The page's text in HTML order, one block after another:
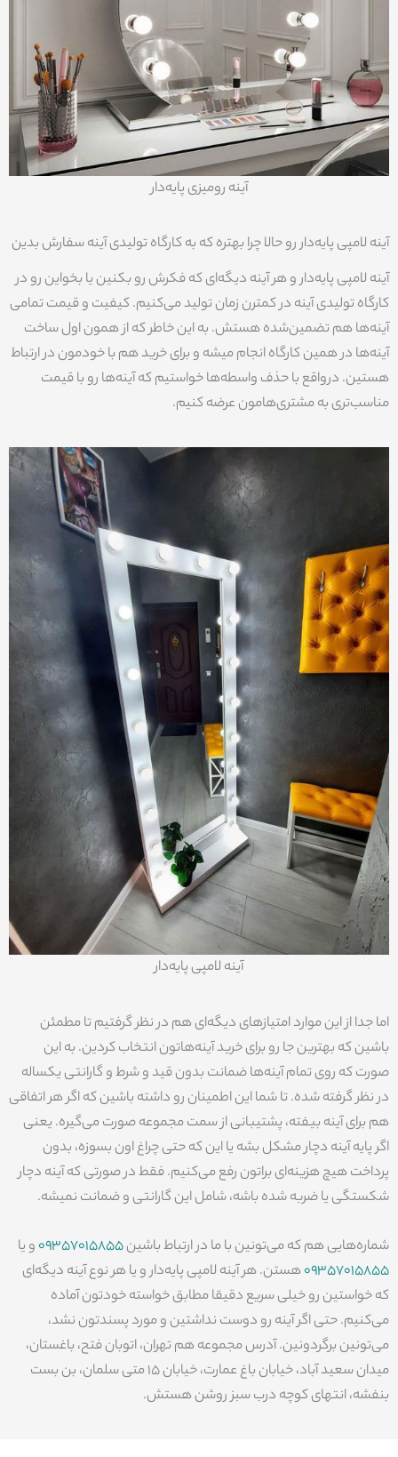
آینه رومیزی پایه‌دار
آینه لامپی پایه‌دار رو حالا چرا بهتره که به کارگاه تولیدی آینه سفارش بدین
آینه لامپی پایه‌دار و هر آینه دیگه‌ای که فکرش رو بکنین یا بخواین رو در
کارگاه تولیدی آینه در کمترن زمان تولید می‌کنیم. کیفیت و قیمت تمامی
آینه‌ها هم تضمین‌شده هستش. به این خاطر که از همون اول ساخت
آینه‌ها در همین کارگاه انجام میشه و برای خرید هم با خودمون در ارتباط
هستین. درواقع با حذف واسطه‌ها خواستیم که آینه‌ها رو با قیمت
مناسب‌تری به مشتری‌هامون عرضه کنیم.
آینه لامپی پایه‌دار
اما جدا از این موارد امتیازهای دیگه‌ای هم در نظر گرفتیم تا مطمئن
باشین که بهترین جا رو برای خرید آینه‌هاتون انتخاب کردین. به این
صورت که روی تمام آینه‌ها ضمانت بدون قید و شرط و گارانتی یکساله
در نظر گرفته شده. تا شما این اطمینان رو داشته باشین که اگر هر اتفاقی
هم برای آینه بیفته، پشتیبانی از سمت مجموعه صورت می‌گیره. یعنی
اگر پایه آینه دچار مشکل بشه یا این که حتی چراغ اون بسوزه، بدون
پرداخت هیچ هزینه‌ای براتون رفع می‌کنیم. فقط در صورتی که آینه دچار
شکستگی یا ضربه شده باشه، شامل این گارانتی و ضمانت نمیشه.
شماره‌هایی هم که می‌تونین با ما در ارتباط باشین09357015855و یا
09357015855هستن. هر آینه لامپی پایه‌دار و یا هر نوع آینه دیگه‌ای
که خواستین رو خیلی سریع دقیقا مطابق خواسته خودتون آماده
می‌کنیم. حتی اگر آینه رو دوست نداشتین و مورد پسندتون نشد،
می‌تونین برگردونین. آدرس مجموعه هم تهران، اتوبان فتح، باغستان،
میدان سعید آباد، خیابان باغ عمارت، خیابان 15 متی سلمان، بن بست
بنفشه، انتهای کوچه درب سبز روشن هستش.